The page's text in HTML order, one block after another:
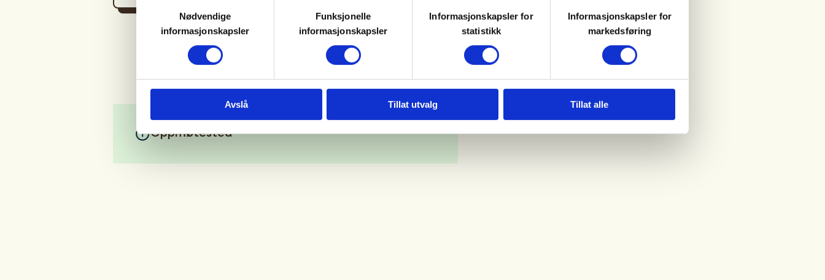
Nødvendige
informasjonskapsler
Funksjonelle
informasjonskapsler
Informasjonskapsler for
statistikk
Informasjonskapsler for
markedsføring
Avslå Tillat utvalg Tillat alle
Oppmøtested